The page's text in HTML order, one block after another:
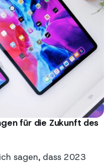
für die Zukunft des
sagen, dass 2023